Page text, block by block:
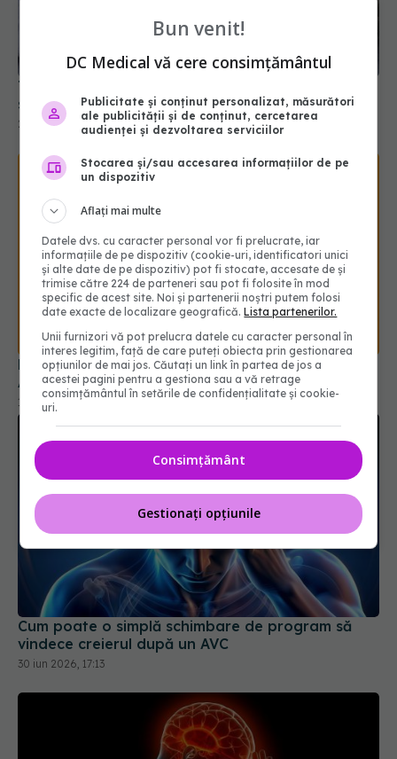
supraviețuirea pacienților diferit
La ce vârstă apar primele semne ale bolii
Alzheimer
Cum poate o simplă schimbare de program să
vindece creierul după un AVC
30 iun 2026, 17:13
Bun venit!
DC Medical vă cere consimțământul
Publicitate și conținut personalizat, măsurători
ale publicității și de conținut, cercetarea
audienței și dezvoltarea serviciilor
Stocarea și/sau accesarea informațiilor de pe
un dispozitiv
Aflați mai multe
Datele dvs. cu caracter personal vor fi prelucrate, iar
informațiile de pe dispozitiv (cookie-uri, identificatori unici
și alte date de pe dispozitiv) pot fi stocate, accesate de și
trimise către 224 de parteneri sau pot fi folosite în mod
specific de acest site. Noi și partenerii noștri putem folosi
date exacte de localizare geografică.Lista partenerilor.
Unii furnizori vă pot prelucra datele cu caracter personal în
interes legitim, față de care puteți obiecta prin gestionarea
opțiunilor de mai jos. Căutați un link în partea de jos a
acestei pagini pentru a gestiona sau a vă retrage
consimțământul în setările de confidențialitate și cookie-
uri.
Consimțământ
Gestionați opțiunile